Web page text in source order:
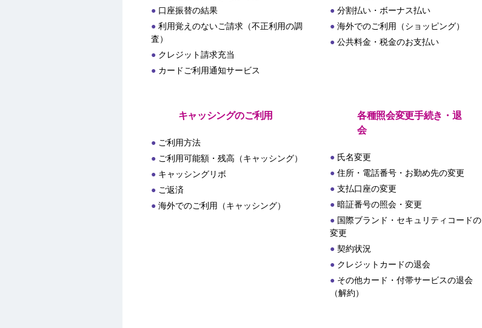
口座振替の結果
利用覚えのないご請求（不正利用の調
査）
クレジット請求充当
カードご利用通知サービス
分割払い・ボーナス払い
海外でのご利用（ショッピング）
公共料金・税金のお支払い
キャッシングのご利用
ご利用方法
ご利用可能額・残高（キャッシング）
キャッシングリボ
ご返済
海外でのご利用（キャッシング）
各種照会変更手続き・退
会
氏名変更
住所・電話番号・お勤め先の変更
支払口座の変更
暗証番号の照会・変更
国際ブランド・セキュリティコードの
変更
契約状況
クレジットカードの退会
その他カード・付帯サービスの退会
（解約）